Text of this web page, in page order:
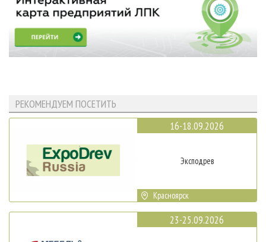
РЕКОМЕНДУЕМ ПОСЕТИТЬ
16-18.09.2026
Эксподрев
Красноярск
23-25.09.2026